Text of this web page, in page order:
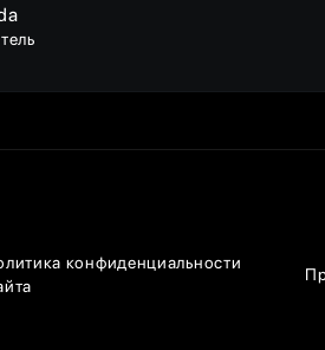
конфиденциальности